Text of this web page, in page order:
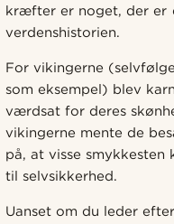
kræfter er noget, der er
verdenshistorien.
For vikingerne
som eksempel) blev
værdsat for deres
vikingerne mente de
på, at visse
til selvsikkerhed.
Uanset om du leder